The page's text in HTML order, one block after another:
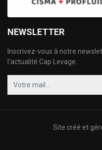
NEWSLETTER
Inscrivez-vous à notre
l'actualité Cap Levage.
Site créé et